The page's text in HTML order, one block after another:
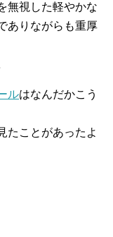
無視した軽やかな
ありながらも重厚
ルはなんだかこう
たことがあったよ